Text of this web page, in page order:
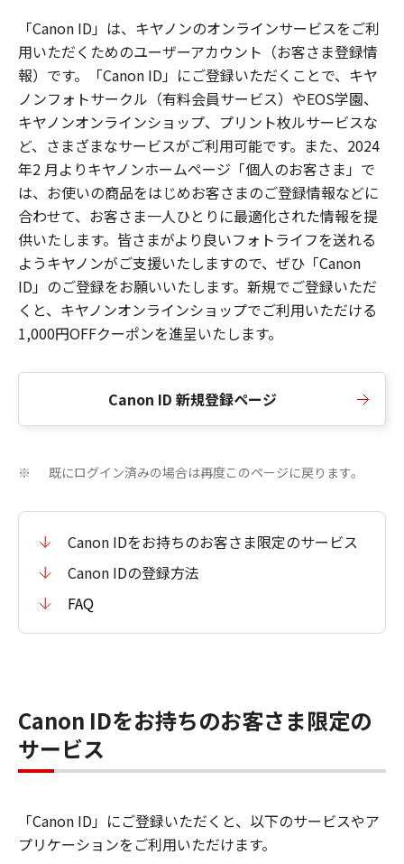
「Canon ID」は、キヤノンのオンラインサービスをご利
用いただくためのユーザーアカウント（お客さま登録情
報）です。「Canon ID」にご登録いただくことで、キヤ
ノンフォトサークル（有料会員サービス）やEOS学園、
キヤノンオンラインショップ、プリント枚ルサービスな
ど、さまざまなサービスがご利用可能です。また、2024
年2 月よりキヤノンホームページ「個人のお客さま」で
は、お使いの商品をはじめお客さまのご登録情報などに
合わせて、お客さま一人ひとりに最適化された情報を提
供いたします。皆さまがより良いフォトライフを送れる
ようキヤノンがご支援いたしますので、ぜひ「Canon
ID」のご登録をお願いいたします。新規でご登録いただ
くと、キヤノンオンラインショップでご利用いただける
1,000円OFFクーポンを進呈いたします。
Canon ID 新規登録ページ
※ 既にログイン済みの場合は再度このページに戻ります。
Canon IDをお持ちのお客さま限定のサービス
Canon IDの登録方法
FAQ
Canon IDをお持ちのお客さま限定の
サービス
「Canon ID」にご登録いただくと、以下のサービスやア
プリケーションをご利用いただけます。